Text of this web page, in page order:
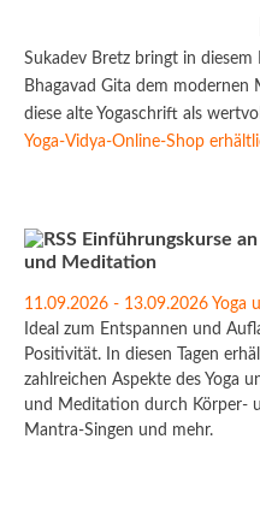
Sukadev Bretz bringt in
Bhagavad Gita dem
diese alte Yogaschrift als
Yoga-Vidya-Online-Shop
Einführungskurse
und Meditation
11.09.2026 - 13.09.2026 Yoga
Ideal zum Entspannen und
Positivität. In diesen Tagen
zahlreichen Aspekte des Yoga
und Meditation durch Körper-
Mantra-Singen und mehr.